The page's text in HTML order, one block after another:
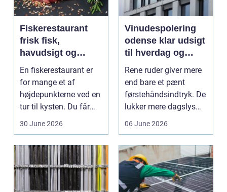
Fiskerestaurant
frisk fisk,
havudsigt og
afslappet
atmosfære
En fiskerestaurant er
for mange et af
højdepunkterne ved en
tur til kysten. Du får
friskfanget fisk,...
30 June 2026
Vinudespolering
odense klar udsigt
til hverdag og
erhverv
Rene ruder giver mere
end bare et pænt
førstehåndsindtryk. De
lukker mere dagslys
ind, giver et lett...
06 June 2026